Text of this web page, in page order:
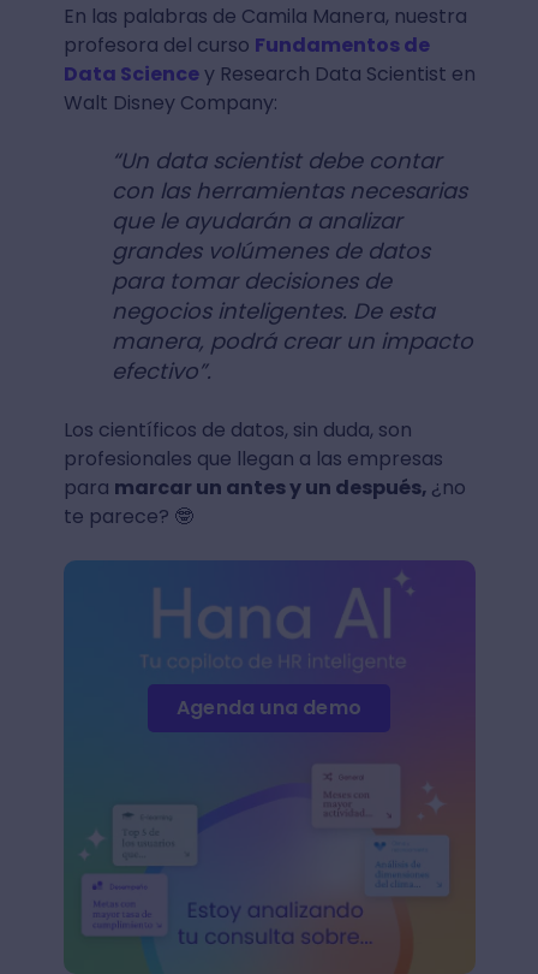
En las palabras de Camila Manera, nuestra
profesora del curso Fundamentos de
Data Sciencey Research Data Scientist en
Walt Disney Company:
“Un data scientist debe contar
con las herramientas necesarias
que le ayudarán a analizar
grandes volúmenes de datos
para tomar decisiones de
negocios inteligentes. De esta
manera, podrá crear un impacto
efectivo”.
Los científicos de datos, sin duda, son
profesionales que llegan a las empresas
para marcar un antes y un después, ¿no
te parece? 🤓
Agenda una demo